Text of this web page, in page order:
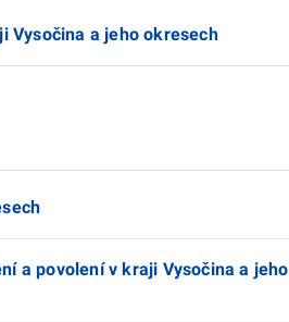
Vysočina a jeho okresech
a povolení v kraji Vysočina a jeho